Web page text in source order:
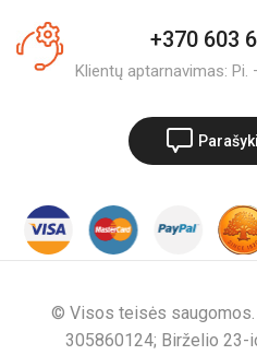
+370 603
Klientų aptarnavimas: Pi.
© Visos teisės saugomos.
305860124; Birželio 23-